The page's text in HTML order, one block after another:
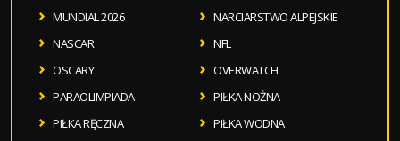
MUNDIAL 2026
NARCIARSTWO ALPEJSKIE
NASCAR
NFL
OSCARY
OVERWATCH
PARAOLIMPIADA
PIŁKA NOŻNA
PIŁKA RĘCZNA
PIŁKA WODNA